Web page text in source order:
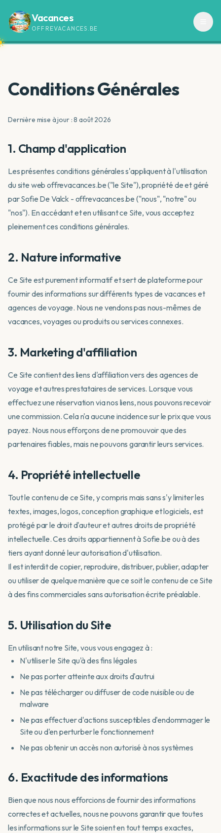
Vacances
OFFREVACANCES.BE
Conditions Générales
Dernière mise à jour :8 août 2026
1. Champ d'application
Les présentes conditions générales s'appliquent à l'utilisation
du site web offrevacances.be ("le Site"), propriété de et géré
par Sofie De Valck - offrevacances.be ("nous", "notre" ou
"nos"). En accédant et en utilisant ce Site, vous acceptez
pleinement ces conditions générales.
2. Nature informative
Ce Site est purement informatif et sert de plateforme pour
fournir des informations sur différents types de vacances et
agences de voyage. Nous ne vendons pas nous-mêmes de
vacances, voyages ou produits ou services connexes.
3. Marketing d'affiliation
Ce Site contient des liens d'affiliation vers des agences de
voyage et autres prestataires de services. Lorsque vous
effectuez une réservation via nos liens, nous pouvons recevoir
une commission. Cela n'a aucune incidence sur le prix que vous
payez. Nous nous efforçons de ne promouvoir que des
partenaires fiables, mais ne pouvons garantir leurs services.
4. Propriété intellectuelle
Tout le contenu de ce Site, y compris mais sans s'y limiter les
textes, images, logos, conception graphique et logiciels, est
protégé par le droit d'auteur et autres droits de propriété
intellectuelle. Ces droits appartiennent à Sofie.be ou à des
tiers ayant donné leur autorisation d'utilisation.
Il est interdit de copier, reproduire, distribuer, publier, adapter
ou utiliser de quelque manière que ce soit le contenu de ce Site
à des fins commerciales sans autorisation écrite préalable.
5. Utilisation du Site
En utilisant notre Site, vous vous engagez à :
N'utiliser le Site qu'à des fins légales
Ne pas porter atteinte aux droits d'autrui
Ne pas télécharger ou diffuser de code nuisible ou de
malware
Ne pas effectuer d'actions susceptibles d'endommager le
Site ou d'en perturber le fonctionnement
Ne pas obtenir un accès non autorisé à nos systèmes
6. Exactitude des informations
Bien que nous nous efforcions de fournir des informations
correctes et actuelles, nous ne pouvons garantir que toutes
les informations sur le Site soient en tout temps exactes,